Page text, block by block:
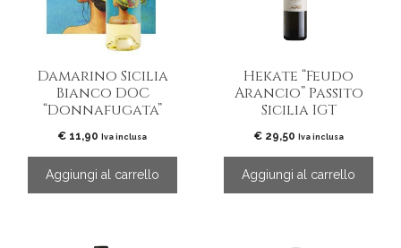
Damarino Sicilia
Bianco DOC
“Donnafugata”
€ 11,90 Iva inclusa
Aggiungi al carrello
Hekate “Feudo
Arancio” Passito
Sicilia IGT
€29,50 Iva inclusa
Aggiungi al carrello